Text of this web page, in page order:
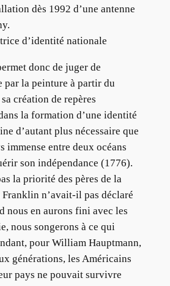
dès 1992 d’une antenne
d’identité nationale
donc de juger de
par la peinture à partir du
création de repères
la formation d’une identité
d’autant plus nécessaire que
immense entre deux océans
son indépendance (1776).
la priorité des pères de la
n’avait-il pas déclaré
nous en aurons fini avec les
nous songerons à ce qui
pour William Hauptmann,
générations, les Américains
pays ne pouvait survivre